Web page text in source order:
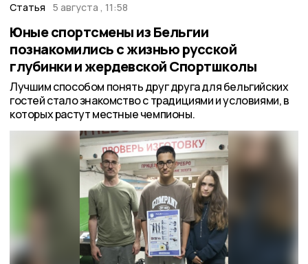
Статья 5 августа , 11:58
Юные спортсмены из Бельгии
познакомились с жизнью русской
глубинки и жердевской Спортшколы
Лучшим способом понять друг друга для бельгийских
гостей стало знакомство с традициями и условиями, в
которых растут местные чемпионы.